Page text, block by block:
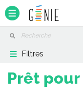
Filtres
Prêt
Panneau de gestion